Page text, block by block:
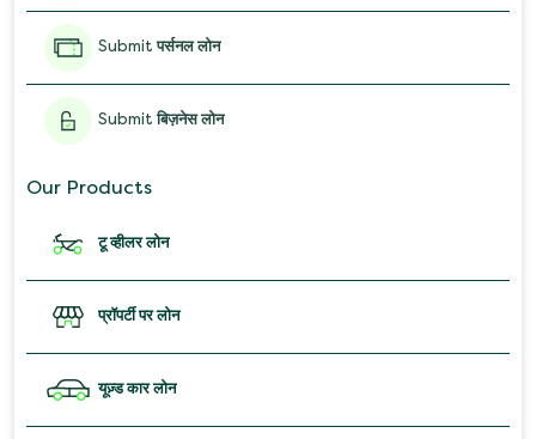
Submitपर्सनल लोन
Submitबिज़नेस लोन
Our Products
टू व्हीलर लोन
प्रॉपर्टी पर लोन
यूज़्ड कार लोन